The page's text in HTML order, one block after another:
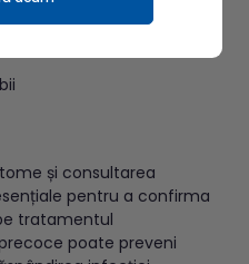
și consultarea
pentru a confirma
tratamentul
poate preveni